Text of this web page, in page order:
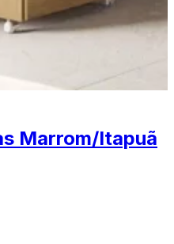
Marrom/Itapuã